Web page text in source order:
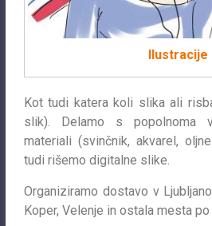
Ilustracije
Kot tudi katera koli slika ali
slik). Delamo s popolnoma
materiali (svinčnik, akvarel,
tudi rišemo digitalne slike.
Organiziramo dostavo v
Koper, Velenje in ostala mesta